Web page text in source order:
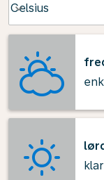
Celsius
keyboard_arrow_down